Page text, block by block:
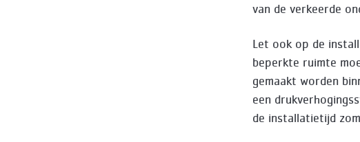
van de verkeerde
Let ook op de
beperkte ruimte
gemaakt worden
een
de installatietijd